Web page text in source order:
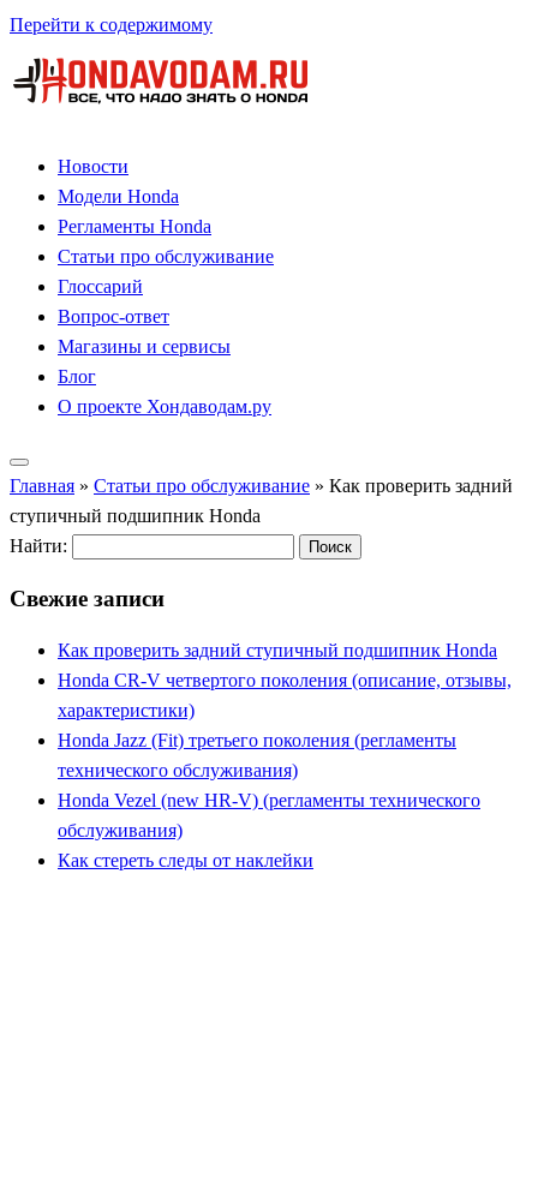
Перейти к содержимому
Новости
Модели Honda
Регламенты Honda
Статьи про обслуживание
Глоссарий
Вопрос-ответ
Магазины и сервисы
Блог
О проекте Хондаводам.ру
Главная » Статьи про обслуживание » Как проверить задний
ступичный подшипник Honda
Найти:
Свежие записи
Как проверить задний ступичный подшипник Honda
Honda CR-V четвертого поколения (описание, отзывы,
характеристики)
Honda Jazz (Fit) третьего поколения (регламенты
технического обслуживания)
Honda Vezel (new HR-V) (регламенты технического
обслуживания)
Как стереть следы от наклейки